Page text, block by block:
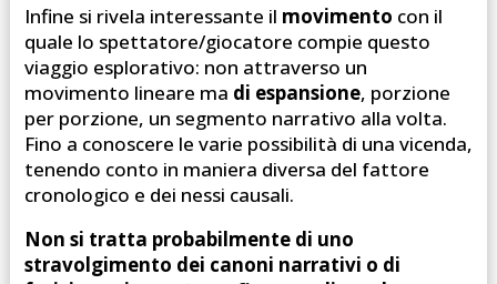
Infine si rivela interessante il movimento con il
quale lo spettatore/giocatore compie questo
viaggio esplorativo: non attraverso un
movimento lineare ma di espansione, porzione
per porzione, un segmento narrativo alla volta.
Fino a conoscere le varie possibilità di una vicenda,
tenendo conto in maniera diversa del fattore
cronologico e dei nessi causali.
Non si tratta probabilmente di uno
stravolgimento dei canoni narrativi o di